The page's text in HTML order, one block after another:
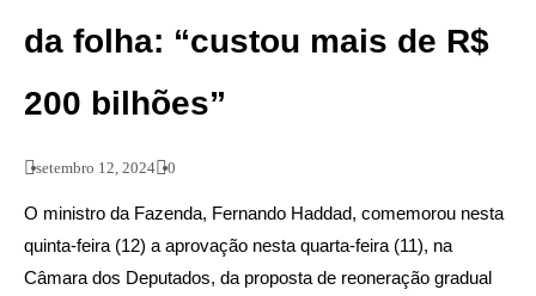
da folha: “custou mais de R$
200 bilhões”
setembro 12, 2024 0
O ministro da Fazenda, Fernando Haddad, comemorou nesta
quinta-feira (12) a aprovação nesta quarta-feira (11), na
Câmara dos Deputados, da proposta de reoneração gradual